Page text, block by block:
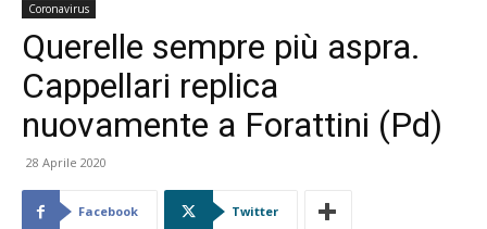
Coronavirus
Querelle sempre più aspra.
Cappellari replica
nuovamente a Forattini (Pd)
28 Aprile 2020
Facebook Twitter